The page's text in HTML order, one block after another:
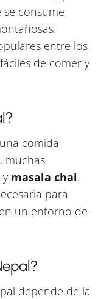
consume
entre los
de comer y
comida
, muchas
y masala chai.
para
un entorno de
depende de la